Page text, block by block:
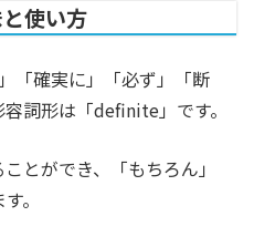
使い方
「確実に」「必ず」「断
詞形は「definite」です。
とができ、「もちろん」
。